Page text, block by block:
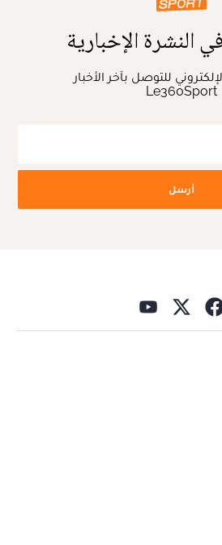
النشرة الإخبارية
للتوصل بآخر الأخبار
Le360Sport
أرسل